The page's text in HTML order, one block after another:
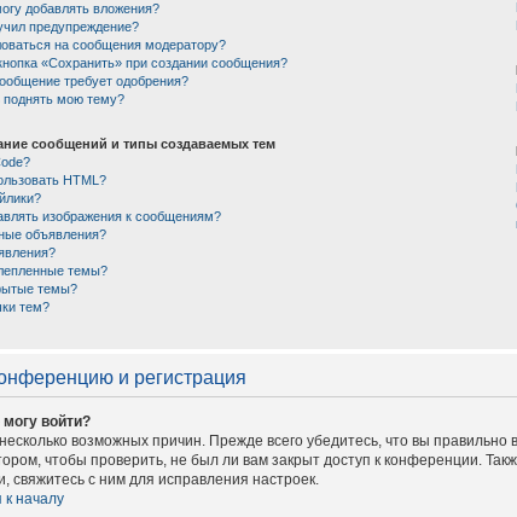
добавлять вложения?
предупреждение?
на сообщения модератору?
«Сохранить» при создании сообщения?
требует одобрения?
поднять мою тему?
сообщений и типы создаваемых тем
HTML?
изображения к сообщениям?
объявления?
темы?
темы?
тем?
и регистрация
войти?
возможных причин. Прежде всего убедитесь, что вы
чтобы проверить, не был ли вам закрыт доступ к конференции.
свяжитесь с ним для исправления настроек.
к началу